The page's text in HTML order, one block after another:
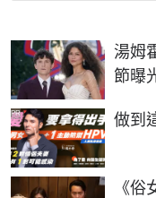
湯姆
節曝
做到
PR
《